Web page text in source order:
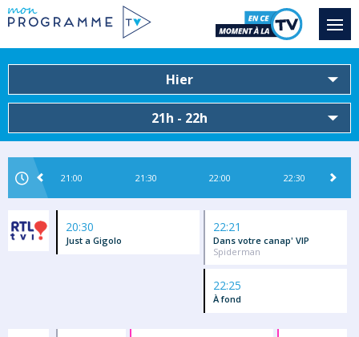
Hier
21h - 22h
21:00 21:30 22:00 22:30
20:30
Just a Gigolo
22:21
Dans votre canap' VIP
Spiderman
22:25
À fond